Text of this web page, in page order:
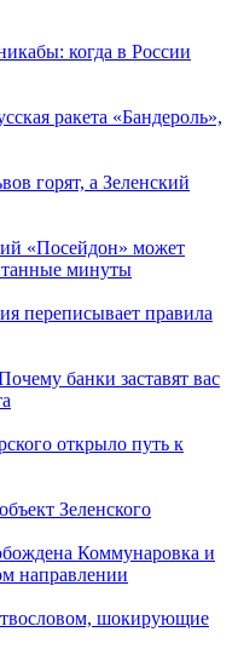
когда в России
ракета «Бандероль»,
горят, а Зеленский
«Посейдон» может
минуты
переписывает правила
банки заставят вас
открыло путь к
Зеленского
Коммунаровка и
направлении
шокирующие